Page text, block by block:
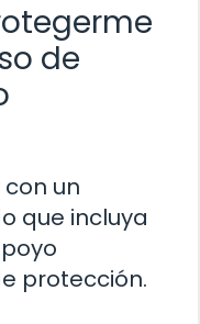
de
un
que incluya
protección.